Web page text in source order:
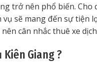
trở nên phổ biến. Cho
sẽ mang đến sự tiện
cân nhắc thuê xe
Kiên Giang ?